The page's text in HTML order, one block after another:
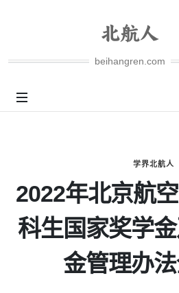
beihangren.com
学界北航人
2022年北京航
科生国家奖学
金管理办